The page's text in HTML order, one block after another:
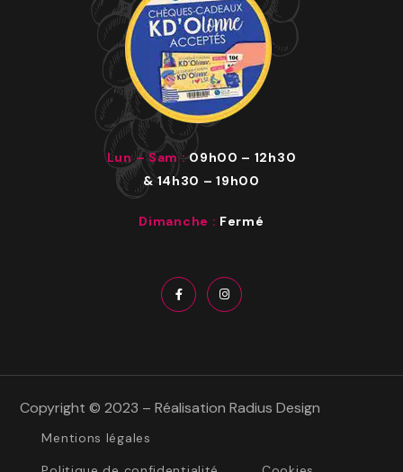
Lun – Sam : 09h00 – 12h30
& 14h30 – 19h00
Dimanche : Fermé
Copyright © 2023 – RéalisationRadius Design
Mentions légales